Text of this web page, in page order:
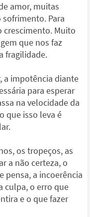
amor, muitas
Para
Muito
que nos faz
fragilidade.
a impotência diante
para esperar
na velocidade da
que isso leva é
os tropeços, as
a não certeza, o
pensa, a incoerência
culpa, o erro que
e o que fazer